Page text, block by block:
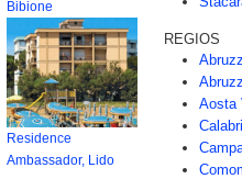
Bibione
Residence
Ambassador, Lido
REGIOS
Aosta